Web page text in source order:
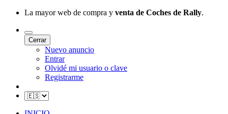
La mayor web de compra y venta de Coches de Rally.
Cerrar
Nuevo anuncio
Entrar
Olvidé mi usuario o clave
Registrarme